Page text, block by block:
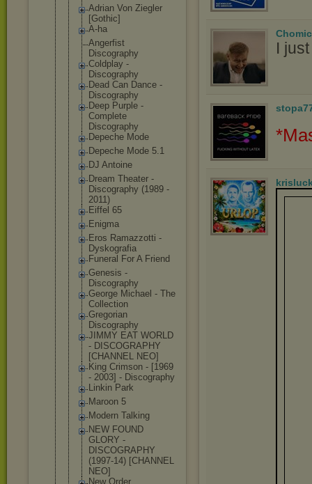
Adrian Von Ziegler
[Gothic]
A-ha
Angerfist
Discography
Coldplay -
Discography
Dead Can Dance -
Discography
Deep Purple -
Complete
Discography
Depeche Mode
Depeche Mode 5.1
DJ Antoine
Dream Theater -
Discography (1989 -
2011)
Eiffel 65
Enigma
Eros Ramazzotti -
Dyskografia
Funeral For A Friend
Genesis -
Discography
George Michael - The
Collection
Gregorian
Discography
JIMMY EAT WORLD
- DISCOGRAPHY
[CHANNEL NEO]
King Crimson - [1969
- 2003] - Discography
Linkin Park
Maroon 5
Modern Talking
NEW FOUND
GLORY -
DISCOGRAPHY
(1997-14) [CHANNEL
NEO]
New Order
I